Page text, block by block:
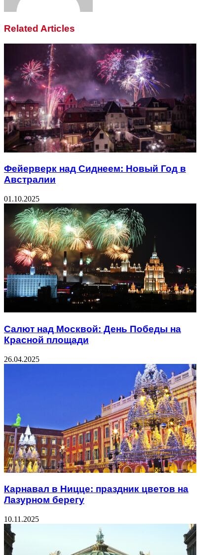
Related Articles
Фейерверк над Сиднеем: Новый Год в
Австралии
01.10.2025
Салют над Москвой: День Победы на
Красной площади
26.04.2025
Карнавал в Ницце: праздник цветов на
Лазурном берегу
10.11.2025